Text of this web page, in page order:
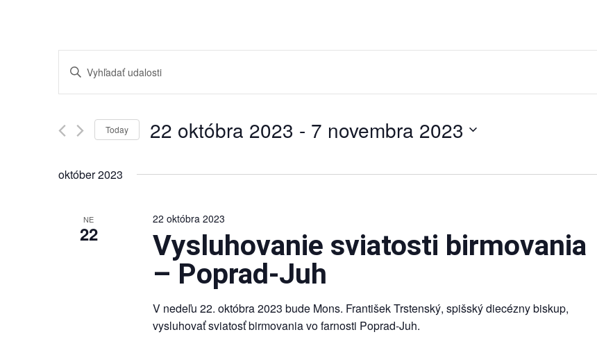
Udalosti
Search
and
Views
Navigation
Enter
Udalosti
Keyword.
Today 22 októbra 2023 - 7 novembra 2023
október 2023
NE
22
22 októbra 2023
Vysluhovanie sviatosti birmovania
– Poprad-Juh
V nedeľu 22. októbra 2023 bude Mons. František Trstenský, spišský diecézny biskup,
vysluhovať sviatosť birmovania vo farnosti Poprad-Juh.